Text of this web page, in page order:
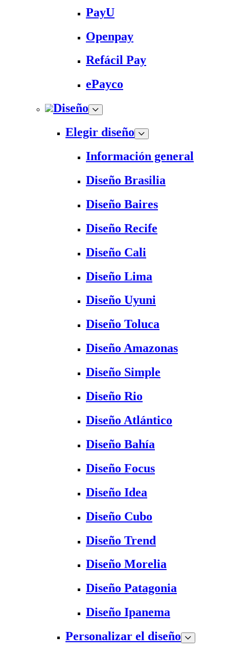
PayU
Openpay
Refácil Pay
ePayco
Diseño
Elegir diseño
Información general
Diseño Brasilia
Diseño Baires
Diseño Recife
Diseño Cali
Diseño Lima
Diseño Uyuni
Diseño Toluca
Diseño Amazonas
Diseño Simple
Diseño Rio
Diseño Atlántico
Diseño Bahía
Diseño Focus
Diseño Idea
Diseño Cubo
Diseño Trend
Diseño Morelia
Diseño Patagonia
Diseño Ipanema
Personalizar el diseño